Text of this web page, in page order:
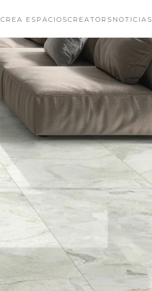
CREA ESPACIOSCREATORS NOTICIAS